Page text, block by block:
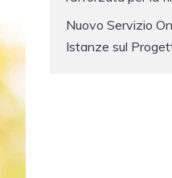
Nuovo Servizio
Istanze sul